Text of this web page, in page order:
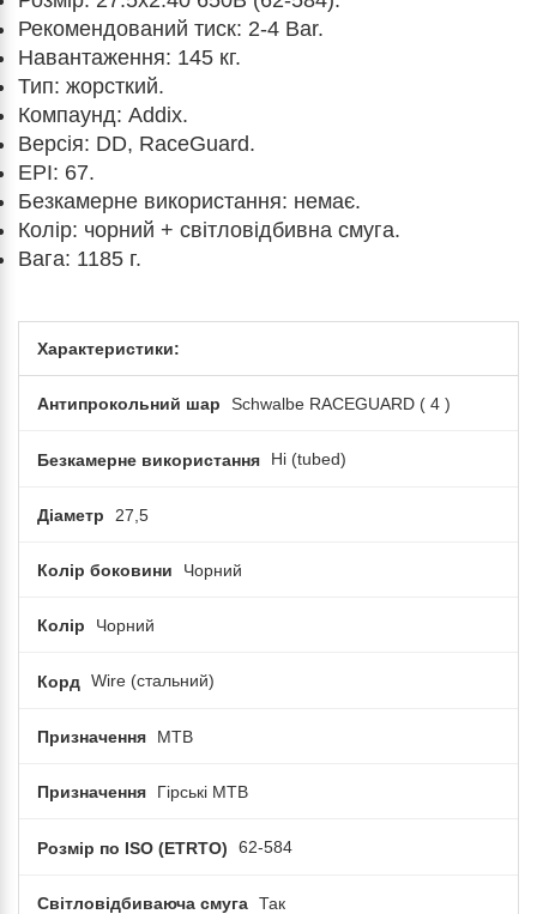
Рекомендований тиск: 2-4 Bar.
Навантаження: 145 кг.
Тип: жорсткий.
Компаунд: Addix.
Версія: DD, RaceGuard.
EPI: 67.
Безкамерне використання: немає.
Колір: чорний + світловідбивна смуга.
Вага: 1185 г.
Характеристики:
Антипрокольний шар Schwalbe RACEGUARD ( 4 )
Безкамерне використання Ні (tubed)
Діаметр 27,5
Колір боковини Чорний
Колір Чорний
Корд Wire (cтальний)
Призначення MTB
Призначення Гірські MTB
Розмір по ISO (ETRTO) 62-584
Світловідбиваюча смуга Так